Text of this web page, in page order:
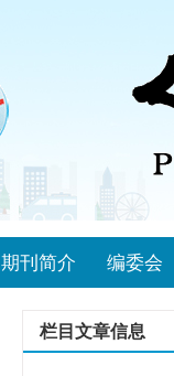
期刊简介 编委会
栏目文章信息